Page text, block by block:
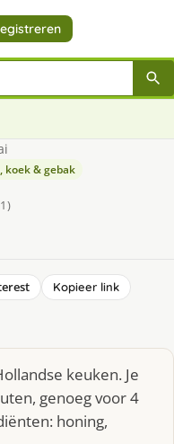
koek & gebak
Kopieer link
keuken. Je
genoeg voor 4
honing,